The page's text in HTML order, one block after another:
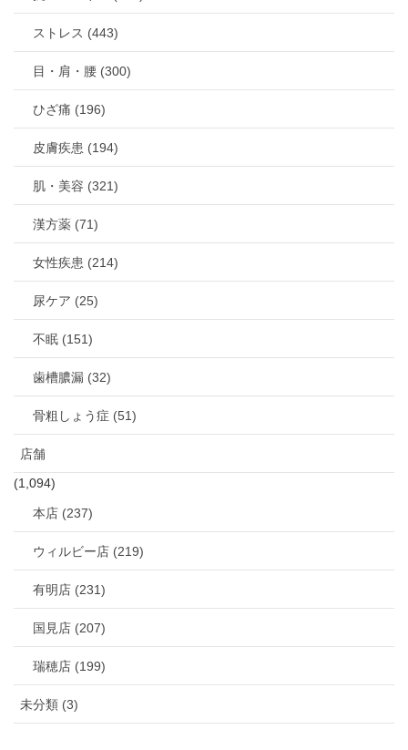
ストレス (443)
目・肩・腰 (300)
ひざ痛 (196)
皮膚疾患 (194)
肌・美容 (321)
漢方薬 (71)
女性疾患 (214)
尿ケア (25)
不眠 (151)
歯槽膿漏 (32)
骨粗しょう症 (51)
店舗
(1,094)
本店 (237)
ウィルビー店 (219)
有明店 (231)
国見店 (207)
瑞穂店 (199)
未分類 (3)